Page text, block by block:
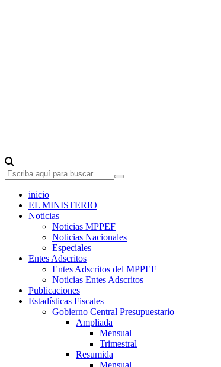
inicio
EL MINISTERIO
Noticias
Noticias MPPEF
Noticias Nacionales
Especiales
Entes Adscritos
Entes Adscritos del MPPEF
Noticias Entes Adscritos
Publicaciones
Estadísticas Fiscales
Gobierno Central Presupuestario
Ampliada
Mensual
Trimestral
Resumida
Mensual